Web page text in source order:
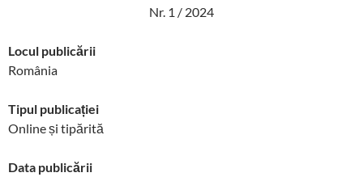
Nr. 1 / 2024
Locul publicării
România
Tipul publicației
Online și tipărită
Data publicării